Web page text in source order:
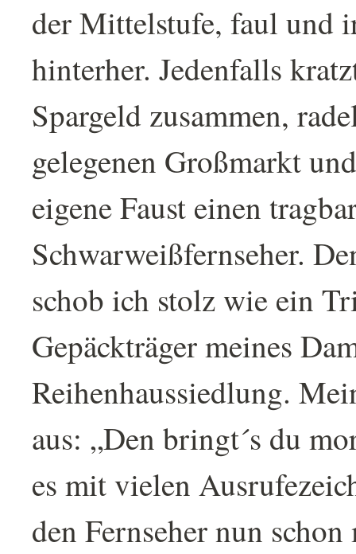
der Mittelstufe, faul und
hinterher. Jedenfalls
Spargeld zusammen,
gelegenen Großmarkt
eigene Faust einen
Schwarweißfernseher.
schob ich stolz wie ein
Gepäckträger meines
Reihenhaussiedlung.
aus: „Den bringt´s du
es mit vielen
den Fernseher nun schon